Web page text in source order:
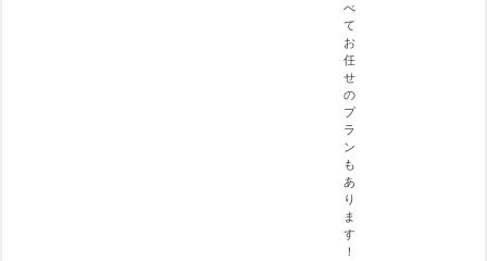
べ
て
お
任
せ
の
プ
ラ
ン
も
あ
り
ま
す
！